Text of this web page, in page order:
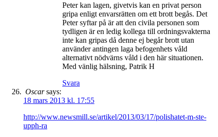
Peter kan lagen, givetvis kan en privat person
gripa enligt envarsrätten om ett brott begås. Det
Peter syftar på är att den civila personen som
tydligen är en ledig kollega till ordningsvakterna
inte kan gripas då denne ej begår brott utan
använder antingen laga befogenhets våld
alternativt nödvärns våld i den här situationen.
Med vänlig hälsning, Patrik H
Svara
Oscar says:
18 mars 2013 kl. 17:55
http://www.newsmill.se/artikel/2013/03/17/polishatet-m-ste-
upph-ra